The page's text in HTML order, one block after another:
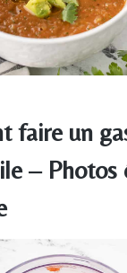
faire un
– Photos